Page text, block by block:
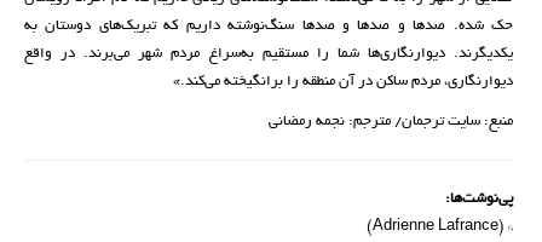
حک شده. صدها و صدها و صدها سنگ‌نوشته داریم که تبریک‌های دوستان به
یکدیگرند. دیوارنگاری‌ها شما را مستقیم به‌سراغ مردم شهر می‌برند. در واقع
دیوارنگاری، مردم ساکن در آن منطقه را برانگیخته می‌کند.»
منبع: سایت ترجمان/ مترجم: نجمه رمضانی
پی‌نوشت‌ها:
* (Adrienne Lafrance)